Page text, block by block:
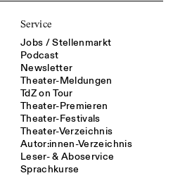
Service
Jobs / Stellenmarkt
Podcast
Newsletter
Theater-Meldungen
TdZ on Tour
Theater-Premieren
Theater-Festivals
Theater-Verzeichnis
Autor:innen-Verzeichnis
Leser- & Aboservice
Sprachkurse